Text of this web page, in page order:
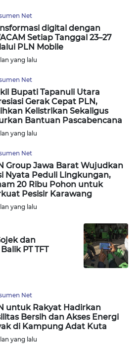
Net
digital dengan
Setiap Tanggal 23–27
PLN Mobile
yang lalu
Net
Bupati Tapanuli Utara
Gerak Cepat PLN,
Kelistrikan Sekaligus
Bantuan Pascabencana
yang lalu
Net
Group Jawa Barat Wujudkan
Nyata Peduli Lingkungan,
20 Ribu Pohon untuk
Pesisir Karawang
yang lalu
dan
PT TFT
Net
untuk Rakyat Hadirkan
Bersih dan Akses Energi
di Kampung Adat Kuta
yang lalu